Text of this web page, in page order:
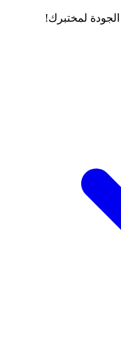
الجودة لمختبرك!